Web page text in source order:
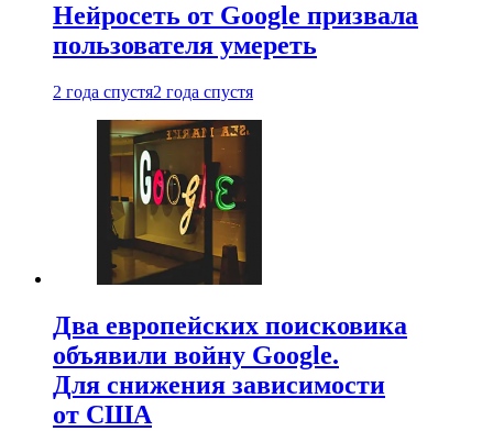
Нейросеть от Google призвала
пользователя умереть
2 года спустя2 года спустя
Два европейских поисковика
объявили войну Google.
Для снижения зависимости
от США